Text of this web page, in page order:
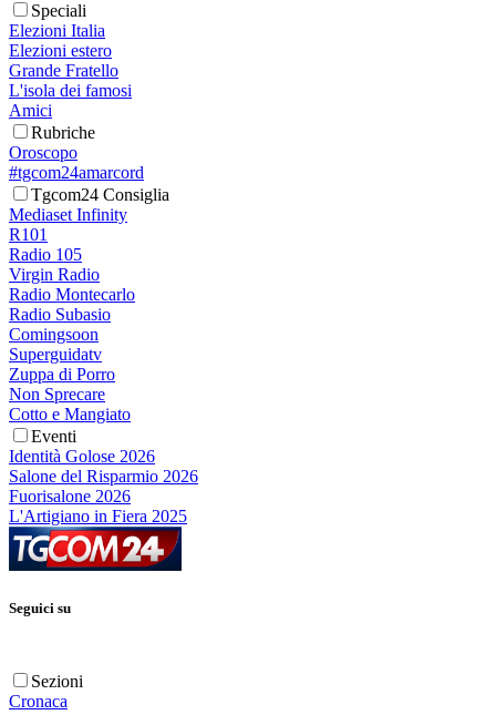
Speciali
Elezioni Italia
Elezioni estero
Grande Fratello
L'isola dei famosi
Amici
Rubriche
Oroscopo
#tgcom24amarcord
Tgcom24 Consiglia
Mediaset Infinity
R101
Radio 105
Virgin Radio
Radio Montecarlo
Radio Subasio
Comingsoon
Superguidatv
Zuppa di Porro
Non Sprecare
Cotto e Mangiato
Eventi
Identità Golose 2026
Salone del Risparmio 2026
Fuorisalone 2026
L'Artigiano in Fiera 2025
Seguici su
Sezioni
Cronaca